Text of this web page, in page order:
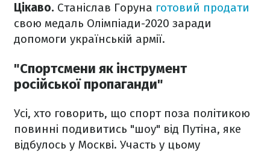
Цікаво. Станіслав Горуна готовий продати
свою медаль Олімпіади-2020 заради
допомоги українській армії.
"Спортсмени як інструмент
російської пропаганди"
Усі, хто говорить, що спорт поза політикою
повинні подивитись "шоу" від Путіна, яке
відбулось у Москві. Участь у цьому